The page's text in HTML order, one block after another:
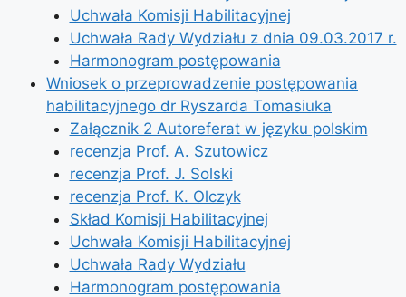
Uchwała Komisji Habilitacyjnej
Uchwała Rady Wydziału z dnia 09.03.2017 r.
Harmonogram postępowania
Wniosek o przeprowadzenie postępowania
habilitacyjnego dr Ryszarda Tomasiuka
Załącznik 2 Autoreferat w języku polskim
recenzja Prof. A. Szutowicz
recenzja Prof. J. Solski
recenzja Prof. K. Olczyk
Skład Komisji Habilitacyjnej
Uchwała Komisji Habilitacyjnej
Uchwała Rady Wydziału
Harmonogram postępowania